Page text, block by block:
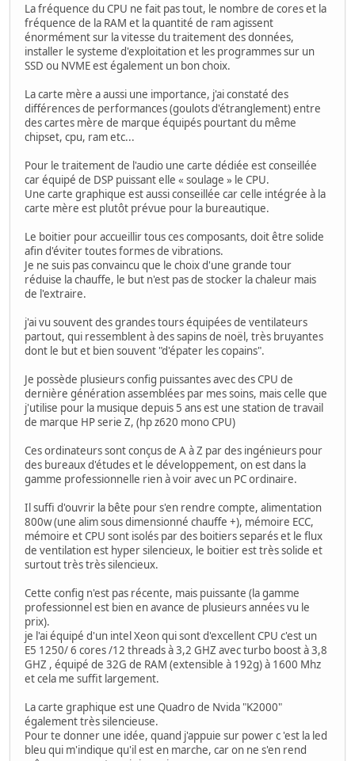
La fréquence du CPU ne fait pas tout, le nombre de cores et la
fréquence de la RAM et la quantité de ram agissent
énormément sur la vitesse du traitement des données,
installer le systeme d'exploitation et les programmes sur un
SSD ou NVME est également un bon choix.
La carte mère a aussi une importance, j'ai constaté des
différences de performances (goulots d'étranglement) entre
des cartes mère de marque équipés pourtant du même
chipset, cpu, ram etc...
Pour le traitement de l'audio une carte dédiée est conseillée
car équipé de DSP puissant elle « soulage » le CPU.
Une carte graphique est aussi conseillée car celle intégrée à la
carte mère est plutôt prévue pour la bureautique.
Le boitier pour accueillir tous ces composants, doit être solide
afin d'éviter toutes formes de vibrations.
Je ne suis pas convaincu que le choix d'une grande tour
réduise la chauffe, le but n'est pas de stocker la chaleur mais
de l'extraire.
j'ai vu souvent des grandes tours équipées de ventilateurs
partout, qui ressemblent à des sapins de noël, très bruyantes
dont le but et bien souvent "d'épater les copains".
Je possède plusieurs config puissantes avec des CPU de
dernière génération assemblées par mes soins, mais celle que
j'utilise pour la musique depuis 5 ans est une station de travail
de marque HP serie Z, (hp z620 mono CPU)
Ces ordinateurs sont conçus de A à Z par des ingénieurs pour
des bureaux d'études et le développement, on est dans la
gamme professionnelle rien à voir avec un PC ordinaire.
Il suffi d'ouvrir la bête pour s'en rendre compte, alimentation
800w (une alim sous dimensionné chauffe +), mémoire ECC,
mémoire et CPU sont isolés par des boitiers separés et le flux
de ventilation est hyper silencieux, le boitier est très solide et
surtout très très silencieux.
Cette config n'est pas récente, mais puissante (la gamme
professionnel est bien en avance de plusieurs années vu le
prix).
je l'ai équipé d'un intel Xeon qui sont d'excellent CPU c'est un
E5 1250/ 6 cores /12 threads à 3,2 GHZ avec turbo boost à 3,8
GHZ , équipé de 32G de RAM (extensible à 192g) à 1600 Mhz
et cela me suffit largement.
La carte graphique est une Quadro de Nvida "K2000"
également très silencieuse.
Pour te donner une idée, quand j'appuie sur power c 'est la led
bleu qui m'indique qu'il est en marche, car on ne s'en rend